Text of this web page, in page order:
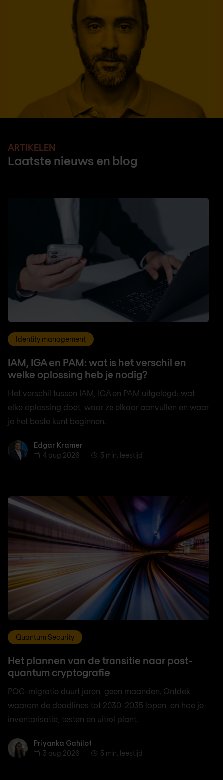
ARTIKELEN
Laatste nieuws en blog
Identity management
IAM, IGA en PAM: wat is het verschil en
welke oplossing heb je nodig?
Het verschil tussen IAM, IGA en PAM uitgelegd: wat
elke oplossing doet, waar ze elkaar aanvullen en waar
je het beste kunt beginnen.
Edgar KramerEdgar Kramer
4 aug 2026
5 min. leestijd
Quantum Security
Het plannen van de transitie naar post-
quantum cryptografie
PQC-migratie duurt jaren, geen maanden. Ontdek
waarom de deadlines tot 2030-2035 lopen, en hoe je
inventarisatie, testen en uitrol plant.
Priyanka Gahilot
Priyanka Gahilot
3 aug 2026
5 min. leestijd